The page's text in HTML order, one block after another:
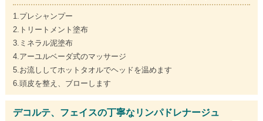
1.プレシャンプー
2.トリートメント塗布
3.ミネラル泥塗布
4.アーユルベーダ式のマッサージ
5.お流ししてホットタオルでヘッドを温めます
6.頭皮を整え、ブローします
デコルテ、フェイスの丁寧なリンパドレナージュ